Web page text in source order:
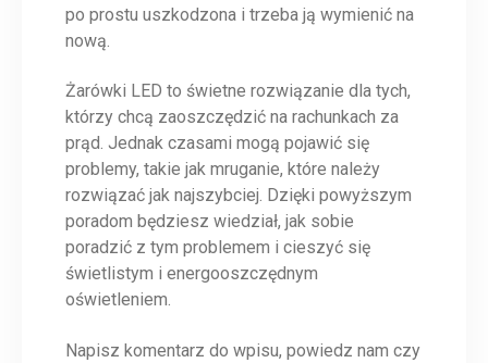
po prostu uszkodzona i trzeba ją wymienić na
nową.
Żarówki LED to świetne rozwiązanie dla tych,
którzy chcą zaoszczędzić na rachunkach za
prąd. Jednak czasami mogą pojawić się
problemy, takie jak mruganie, które należy
rozwiązać jak najszybciej. Dzięki powyższym
poradom będziesz wiedział, jak sobie
poradzić z tym problemem i cieszyć się
świetlistym i energooszczędnym
oświetleniem.
Napisz komentarz do wpisu, powiedz nam czy